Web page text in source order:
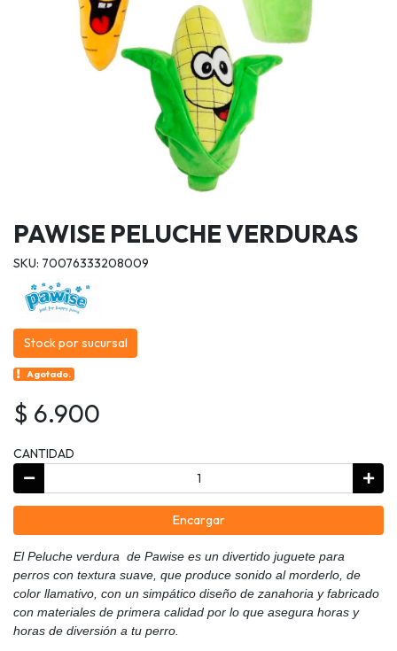
PAWISE PELUCHE VERDURAS
SKU: 70076333208009
Stock por sucursal
Agotado.
$ 6.900
CANTIDAD
Encargar
El Peluche verdura de Pawise es un divertido juguete para
perros con textura suave, que produce sonido al morderlo, de
color llamativo, con un simpático diseño de zanahoria y fabricado
con materiales de primera calidad por lo que asegura horas y
horas de diversión a tu perro.